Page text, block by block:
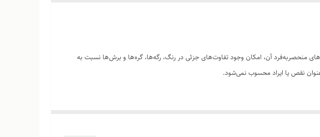
آن، امکان وجود تفاوت‌های جزئی در رنگ، رگه‌ها، گره‌ها و برش‌ها نسبت به
نقص یا ایراد محسوب نمی‌شود.